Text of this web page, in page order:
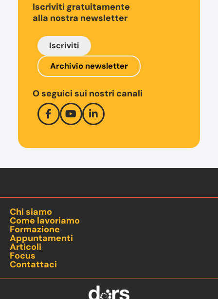
Iscriviti gratuitamente
alla nostra newsletter
Iscriviti
Archivio newsletter
O seguici sui nostri canali
Chi siamo
Come lavoriamo
Formazione
Appuntamenti
Articoli
Focus
Contattaci